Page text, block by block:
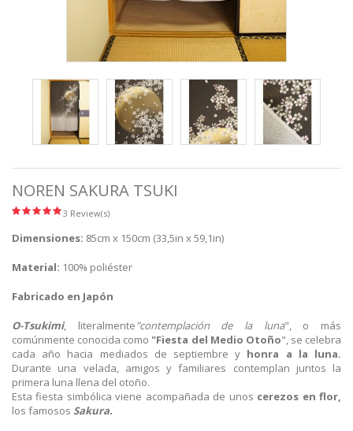
NOREN SAKURA TSUKI
3 Review(s)
Dimensiones: 85cm x 150cm (33,5in x 59,1in)
Material: 100% poliéster
Fabricado en Japón
O-Tsukimi, literalmente"contemplación de la luna", o más
comúnmente conocida como "Fiesta del Medio Otoño", se celebra
cada año hacia mediados de septiembre y honra a la luna.
Durante una velada, amigos y familiares contemplan juntos la
primera luna llena del otoño.
Esta fiesta simbólica viene acompañada de unos cerezos en flor,
los famosos Sakura.